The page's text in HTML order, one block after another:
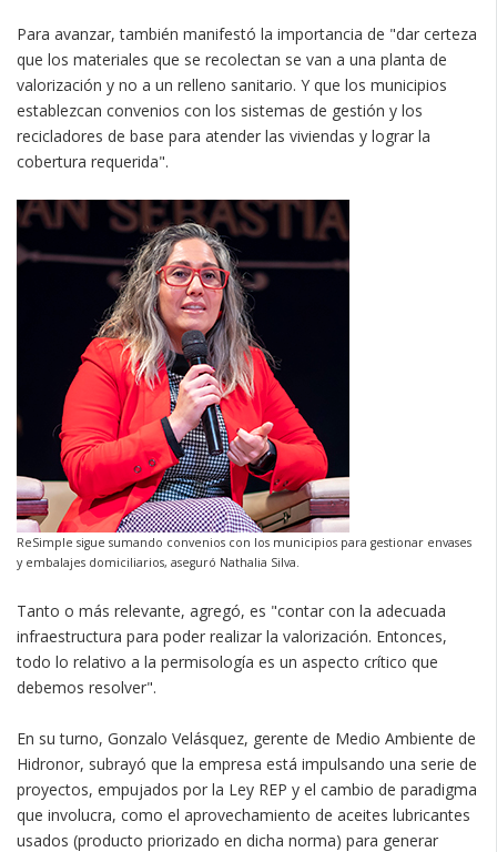
Para avanzar, también manifestó la importancia de "dar certeza
que los materiales que se recolectan se van a una planta de
valorización y no a un relleno sanitario. Y que los municipios
establezcan convenios con los sistemas de gestión y los
recicladores de base para atender las viviendas y lograr la
cobertura requerida".
ReSimple sigue sumando convenios con los municipios para gestionar envases
y embalajes domiciliarios, aseguró Nathalia Silva.
Tanto o más relevante, agregó, es "contar con la adecuada
infraestructura para poder realizar la valorización. Entonces,
todo lo relativo a la permisología es un aspecto crítico que
debemos resolver".
En su turno, Gonzalo Velásquez, gerente de Medio Ambiente de
Hidronor, subrayó que la empresa está impulsando una serie de
proyectos, empujados por la Ley REP y el cambio de paradigma
que involucra, como el aprovechamiento de aceites lubricantes
usados (producto priorizado en dicha norma) para generar